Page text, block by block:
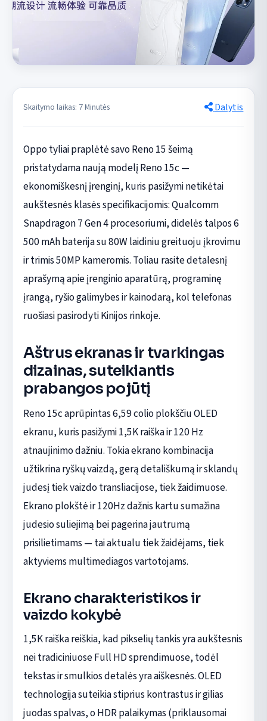
Skaitymo laikas: 7 Minutės Dalytis
Oppo tyliai praplėtė savo Reno 15 šeimą
pristatydama naują modelį Reno 15c —
ekonomiškesnį įrenginį, kuris pasižymi netikėtai
aukštesnės klasės specifikacijomis: Qualcomm
Snapdragon 7 Gen 4 procesoriumi, didelės talpos 6
500 mAh baterija su 80W laidiniu greituoju įkrovimu
ir trimis 50MP kameromis. Toliau rasite detalesnį
aprašymą apie įrenginio aparatūrą, programinę
įrangą, ryšio galimybes ir kainodarą, kol telefonas
ruošiasi pasirodyti Kinijos rinkoje.
Aštrus ekranas ir tvarkingas
dizainas, suteikiantis
prabangos pojūtį
Reno 15c aprūpintas 6,59 colio plokščiu OLED
ekranu, kuris pasižymi 1,5K raiška ir 120 Hz
atnaujinimo dažniu. Tokia ekrano kombinacija
užtikrina ryškų vaizdą, gerą detališkumą ir sklandų
judesį tiek vaizdo transliacijose, tiek žaidimuose.
Ekrano plokštė ir 120Hz dažnis kartu sumažina
judesio suliejimą bei pagerina jautrumą
prisilietimams — tai aktualu tiek žaidėjams, tiek
aktyviems multimediagos vartotojams.
Ekrano charakteristikos ir
vaizdo kokybė
1,5K raiška reiškia, kad pikselių tankis yra aukštesnis
nei tradiciniuose Full HD sprendimuose, todėl
tekstas ir smulkios detalės yra aiškesnės. OLED
technologija suteikia stiprius kontrastus ir gilias
juodas spalvas, o HDR palaikymas (priklausomai